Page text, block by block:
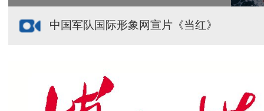
中国军队国际形象网宣片《当红》